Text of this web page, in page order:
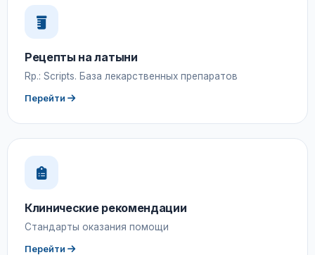
Рецепты на латыни
Rp.: Scripts. База лекарственных препаратов
Перейти
Клинические рекомендации
Стандарты оказания помощи
Перейти